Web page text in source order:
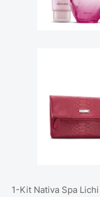
1-Kit Nativa Spa